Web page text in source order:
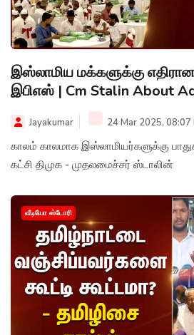
இஸ்லாமிய மக்களுக்கு
இபிஎஸ் | Cm Stalin About
Jayakumar 24 Mar 2025, 08:07
காலம் காலமாக இஸ்லாமியர்களுக்கு
கட்சி திமுக - முதலமைச்சர் ஸ்டாலின்
வீடியோ ஸ்டோரி